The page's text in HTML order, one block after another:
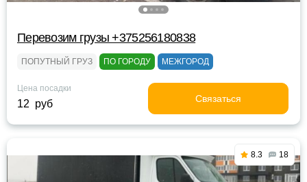
Перевозим грузы +375256180838
ПОПУТНЫЙ ГРУЗ ПО ГОРОДУ МЕЖГОРОД
Цена посадки
12 руб Связаться
8.3 18